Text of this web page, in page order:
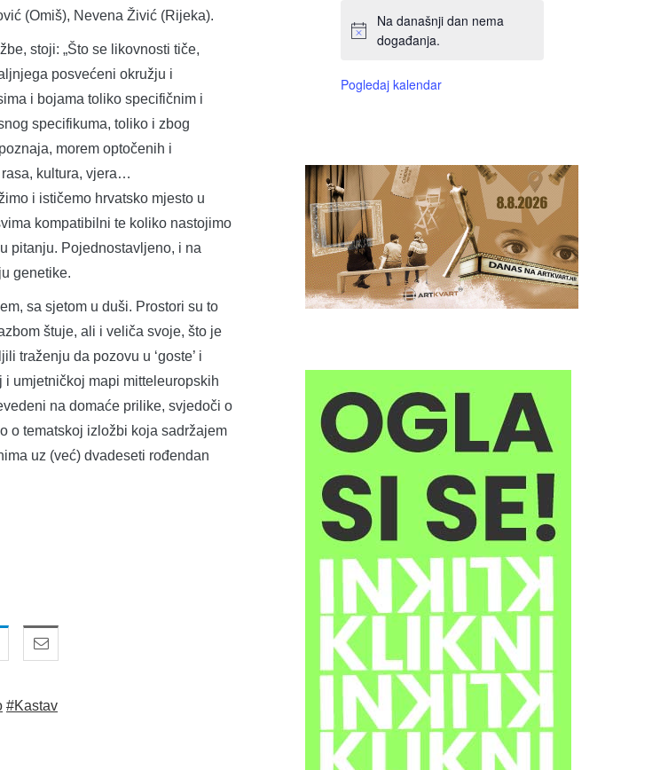
(Omiš), Nevena Živić (Rijeka).
stoji: „Što se likovnosti tiče,
posvećeni okružju i
i bojama toliko specifičnim i
specifikuma, toliko i zbog
morem optočenih i
kultura, vjera…
i ističemo hrvatsko mjesto u
kompatibilni te koliko nastojimo
pitanju. Pojednostavljeno, i na
genetike.
sa sjetom u duši. Prostori su to
štuje, ali i veliča svoje, što je
traženju da pozovu u ‘goste’ i
umjetničkoj mapi mitteleuropskih
na domaće prilike, svjedoči o
o tematskoj izložbi koja sadržajem
uz (već) dvadeseti rođendan
#Kastav
Na današnji dan nema
događanja.
Pogledaj kalendar